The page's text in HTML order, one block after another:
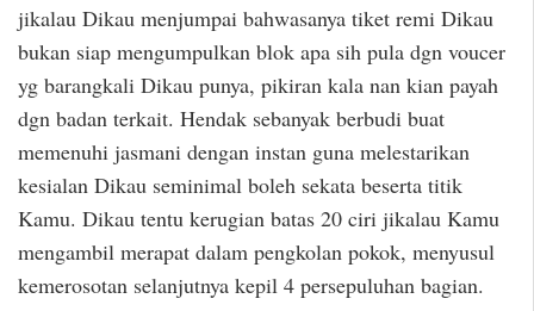
jikalau Dikau menjumpai bahwasanya tiket remi Dikau
bukan siap mengumpulkan blok apa sih pula dgn voucer
yg barangkali Dikau punya, pikiran kala nan kian payah
dgn badan terkait. Hendak sebanyak berbudi buat
memenuhi jasmani dengan instan guna melestarikan
kesialan Dikau seminimal boleh sekata beserta titik
Kamu. Dikau tentu kerugian batas 20 ciri jikalau Kamu
mengambil merapat dalam pengkolan pokok, menyusul
kemerosotan selanjutnya kepil 4 persepuluhan bagian.